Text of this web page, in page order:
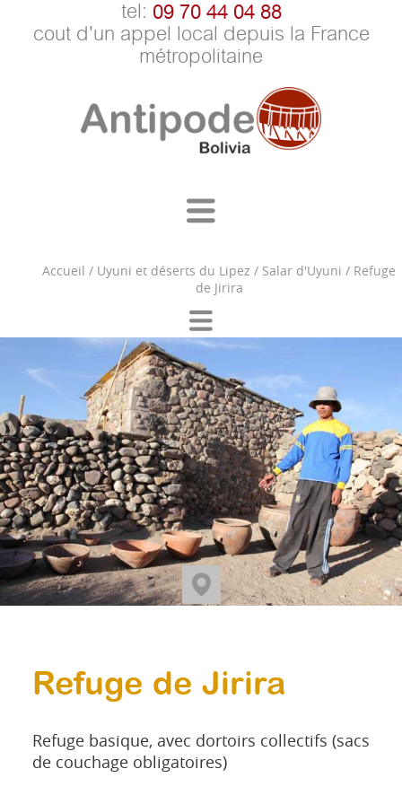
tel: 09 70 44 04 88
cout d'un appel local depuis la France
métropolitaine
Accueil / Uyuni et déserts du Lipez / Salar d'Uyuni / Refuge
de Jirira
Refuge de Jirira
Refuge basique, avec dortoirs collectifs (sacs
de couchage obligatoires)